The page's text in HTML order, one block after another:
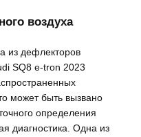
воздуха
из дефлекторов
SQ8 e-tron 2023
может быть вызвано
определения
диагностика. Одна из